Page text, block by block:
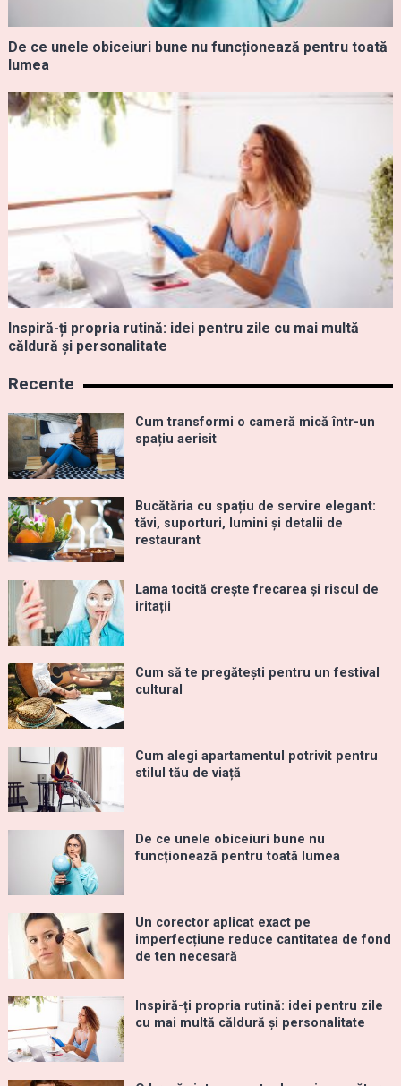
De ce unele obiceiuri bune nu funcționează pentru toată
lumea
Inspiră-ți propria rutină: idei pentru zile cu mai multă
căldură și personalitate
Recente
Cum transformi o cameră mică într-un
spațiu aerisit
Bucătăria cu spațiu de servire elegant:
tăvi, suporturi, lumini și detalii de
restaurant
Lama tocită crește frecarea și riscul de
iritații
Cum să te pregătești pentru un festival
cultural
Cum alegi apartamentul potrivit pentru
stilul tău de viață
De ce unele obiceiuri bune nu
funcționează pentru toată lumea
Un corector aplicat exact pe
imperfecțiune reduce cantitatea de fond
de ten necesară
Inspiră-ți propria rutină: idei pentru zile
cu mai multă căldură și personalitate